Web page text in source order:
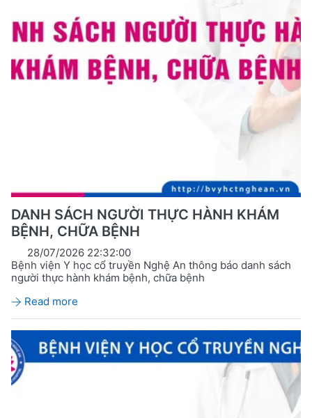
DANH SÁCH NGƯỜI THỰC HÀNH KHÁM
BỆNH, CHỮA BỆNH
28/07/2026 22:32:00
Bệnh viện Y học cổ truyền Nghệ An thông báo danh sách
người thực hành khám bệnh, chữa bệnh
Read more